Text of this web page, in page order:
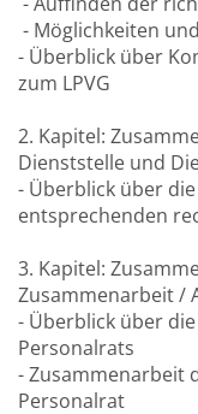
- Möglichkeiten
- Überblick über
zum LPVG
2. Kapitel:
Dienststelle und
- Überblick über
entsprechenden
3. Kapitel:
Zusammenarbeit /
- Überblick über
Personalrats
- Zusammenarbeit
Personalrat